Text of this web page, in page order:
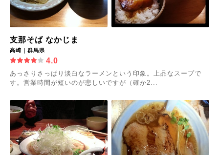
支那そば なかじま
高崎｜群馬県
4.0
あっさりさっぱり淡白なラーメンという印象。上品なスープで
す。営業時間が短いのが悲しいですが（確か2...